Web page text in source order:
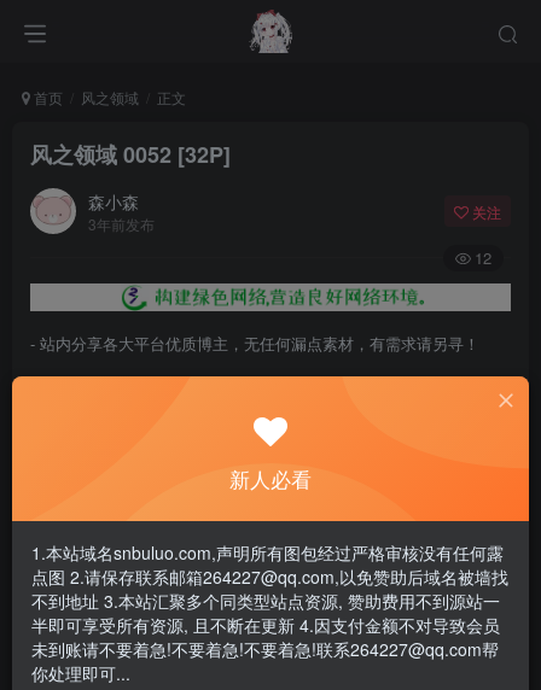
首页 风之领域 正文
风之领域 0052 [32P]
森小森
3年前发布
关注
12
- 站内分享各大平台优质博主，无任何漏点素材，有需求请另寻！
- 百度网盘提示提取码错误，请更换浏览器重试，这是百度网盘版本问
- 遇见解压密码不对、无法解压，请查看
- 资源失效/充值未到账/账号解禁...等问题请《提交工单》
此处内容已隐藏，赞助会员可见
请登录后查看特权
新人必看
1.本站域名snbuluo.com,声明所有图包经过严格审核没有任何露
点图 2.请保存联系邮箱264227@qq.com,以免赞助后域名被墙找
不到地址 3.本站汇聚多个同类型站点资源, 赞助费用不到源站一
半即可享受所有资源, 且不断在更新 4.因支付金额不对导致会员
未到账请不要着急!不要着急!不要着急!联系264227@qq.com帮
你处理即可...